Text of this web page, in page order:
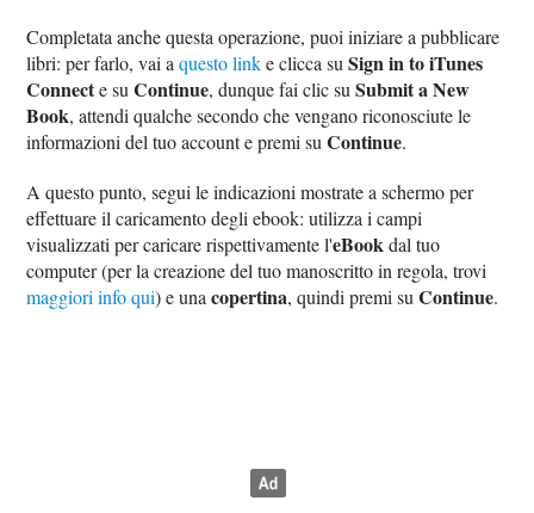
Completata anche questa operazione, puoi iniziare a pubblicare
libri: per farlo, vai aquesto linke clicca suSign in to iTunes
Connecte suContinue, dunque fai clic suSubmit a New
Book, attendi qualche secondo che vengano riconosciute le
informazioni del tuo account e premi suContinue.
A questo punto, segui le indicazioni mostrate a schermo per
effettuare il caricamento degli ebook: utilizza i campi
visualizzati per caricare rispettivamente l'eBookdal tuo
computer (per la creazione del tuo manoscritto in regola, trovi
maggiori info qui) e unacopertina, quindi premi suContinue.